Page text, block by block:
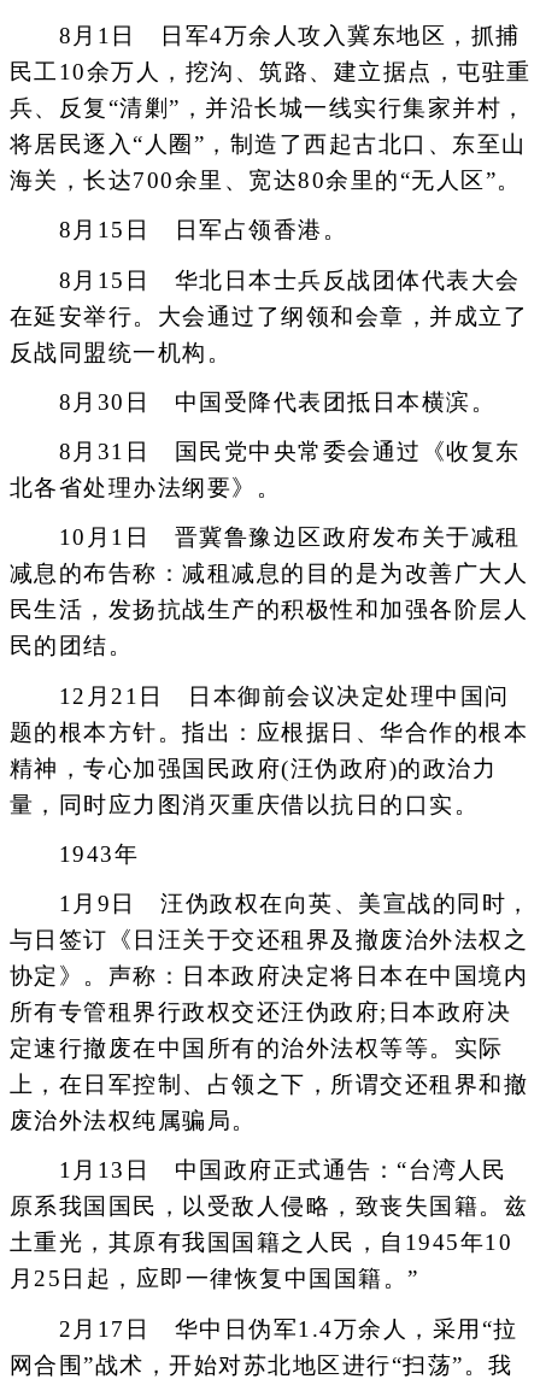
8月1日 日军4万余人攻入冀东地区，抓捕
民工10余万人，挖沟、筑路、建立据点，屯驻重
兵、反复“清剿”，并沿长城一线实行集家并村，
将居民逐入“人圈”，制造了西起古北口、东至山
海关，长达700余里、宽达80余里的“无人区”。
8月15日 日军占领香港。
8月15日 华北日本士兵反战团体代表大会
在延安举行。大会通过了纲领和会章，并成立了
反战同盟统一机构。
8月30日 中国受降代表团抵日本横滨。
8月31日 国民党中央常委会通过《收复东
北各省处理办法纲要》。
10月1日 晋冀鲁豫边区政府发布关于减租
减息的布告称：减租减息的目的是为改善广大人
民生活，发扬抗战生产的积极性和加强各阶层人
民的团结。
12月21日 日本御前会议决定处理中国问
题的根本方针。指出：应根据日、华合作的根本
精神，专心加强国民政府(汪伪政府)的政治力
量，同时应力图消灭重庆借以抗日的口实。
1943年
1月9日 汪伪政权在向英、美宣战的同时，
与日签订《日汪关于交还租界及撤废治外法权之
协定》。声称：日本政府决定将日本在中国境内
所有专管租界行政权交还汪伪政府;日本政府决
定速行撤废在中国所有的治外法权等等。实际
上，在日军控制、占领之下，所谓交还租界和撤
废治外法权纯属骗局。
1月13日 中国政府正式通告：“台湾人民
原系我国国民，以受敌人侵略，致丧失国籍。兹
土重光，其原有我国国籍之人民，自1945年10
月25日起，应即一律恢复中国国籍。”
2月17日 华中日伪军1.4万余人，采用“拉
网合围”战术，开始对苏北地区进行“扫荡”。我